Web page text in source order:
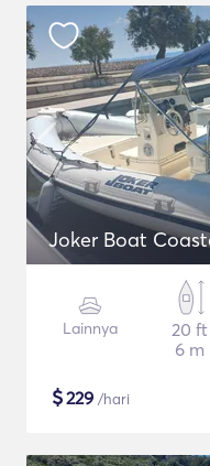
Joker Boat
Lainnya
20 ft
6 m
$229 /hari